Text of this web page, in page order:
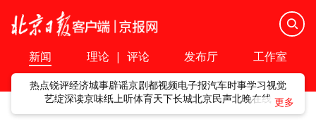
新闻 理论 | 评论 发布厅 工作室
热点锐评经济城事辟谣京剧都视频电子报汽车时事学习视觉
艺绽深读京味纸上听体育天下长城北京民声北晚在线